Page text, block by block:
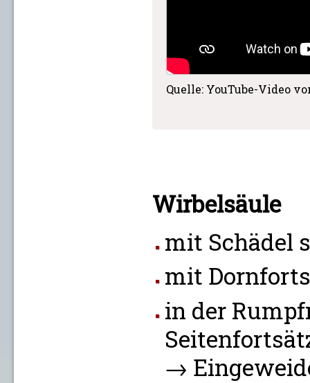
Quelle: YouTube-Video
Wirbelsäule
mit Schädel
mit
in der
→